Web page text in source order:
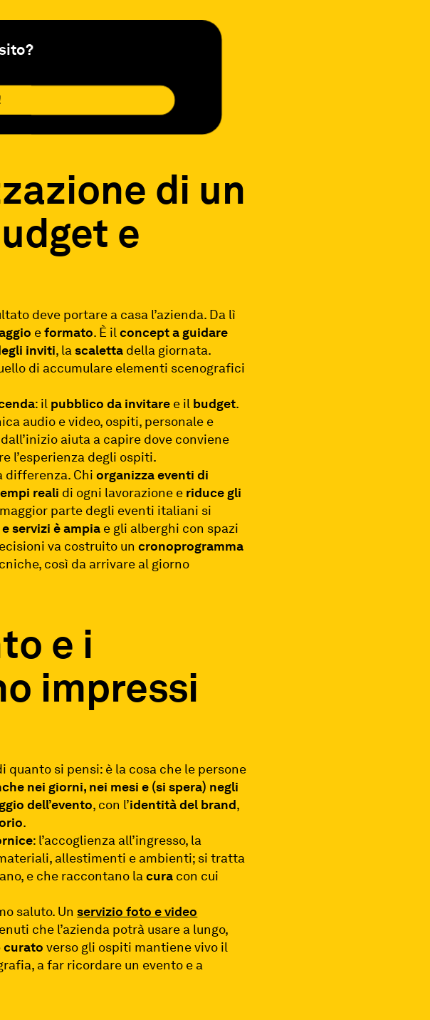
di un
e
deve portare a casa l’azienda. Da lì
eformato. È ilconcept a guidare
inviti, lascaletta della giornata.
di accumulare elementi scenografici
: il pubblico da invitare e il budget.
audio e video, ospiti, personale e
aiuta a capire dove conviene
l’esperienza degli ospiti.
differenza. Chiorganizza eventi di
reali di ogni lavorazione e riduce gli
parte degli eventi italiani si
servizi è ampia e gli alberghi con spazi
va costruito uncronoprogramma
così da arrivare al giorno
e i
impressi
quanto si pensi: è la cosa che le persone
nei giorni, nei mesi e (si spera) negli
dell’evento, con l’identità del brand,
.
: l’accoglienza all’ingresso, la
allestimenti e ambienti; si tratta
e che raccontano lacura con cui
saluto. Unservizio foto e video
che l’azienda potrà usare a lungo,
curato verso gli ospiti mantiene vivo il
a far ricordare un evento e a